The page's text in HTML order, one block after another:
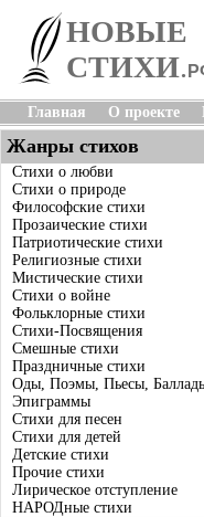
НОВЫЕ
СТИХИ.
Главная О проекте
Жанры стихов
Стихи о любви
Стихи о природе
Философские стихи
Прозаические стихи
Патриотические стихи
Религиозные стихи
Мистические стихи
Стихи о войне
Фольклорные стихи
Стихи-Посвящения
Смешные стихи
Праздничные стихи
Оды, Поэмы, Пьесы,
Эпиграммы
Стихи для песен
Стихи для детей
Детские стихи
Прочие стихи
Лирическое отступление
НАРОДные стихи